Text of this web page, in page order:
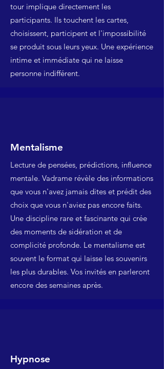
tour implique directement les
participants. Ils touchent les cartes,
choisissent, participent et l'impossibilité
se produit sous leurs yeux. Une expérience
intime et immédiate qui ne laisse
personne indifférent.
Mentalisme
Lecture de pensées, prédictions, influence
mentale. Vadrame révèle des informations
que vous n'avez jamais dites et prédit des
choix que vous n'aviez pas encore faits.
Une discipline rare et fascinante qui crée
des moments de sidération et de
complicité profonde. Le mentalisme est
souvent le format qui laisse les souvenirs
les plus durables. Vos invités en parleront
encore des semaines après.
Hypnose